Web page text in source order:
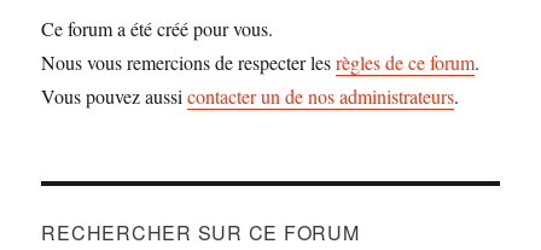
Ce forum a été créé pour vous.
Nous vous remercions de respecter lesrègles de ce forum.
Vous pouvez aussicontacter un de nos administrateurs.
RECHERCHER SUR CE FORUM